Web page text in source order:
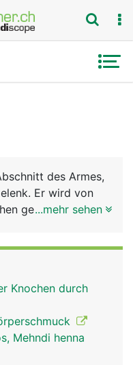
des Armes,
Er wird von
gebildet - der
nach oben,
sie nach unten,
über die Elle.
ein kleines
unteren Ende
der Gelenke
...mehr sehen
Knochen durch
Mehndi henna